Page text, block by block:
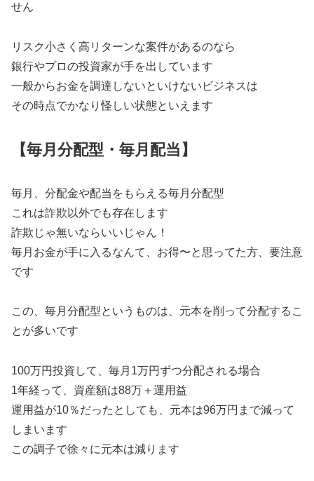
せん
リスク小さく高リターンな案件があるのなら
銀行やプロの投資家が手を出しています
一般からお金を調達しないといけないビジネスは
その時点でかなり怪しい状態といえます
【毎月分配型 ・毎月配当】
毎月、分配金や配当をもらえる毎月分配型
これは詐欺以外でも存在します
詐欺じゃ無いならいいじゃん！
毎月お金が手に入るなんて、お得〜と思ってた方、要注意
です
この、毎月分配型というものは、元本を削って分配するこ
とが多いです
100万円投資して、毎月1万円ずつ分配される場合
1年経って、資産額は88万＋運用益
運用益が10％だったとしても、元本は96万円まで減って
しまいます
この調子で徐々に元本は減ります